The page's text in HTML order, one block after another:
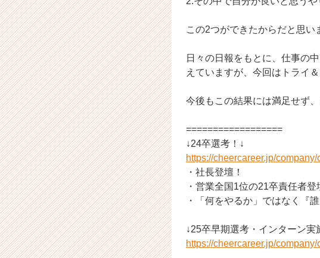
この2つができたからだと思い
日々の日報をもとに、仕事の
えていますが、今回はトライ
今後もこの結果には満足せず
==================
↓24卒選考！↓
https://cheercareer.jp/
・社長登壇！
・営業全国1位の21卒責任者登
・「何をやるか」ではなく『
↓25卒早期選考・インターン実
https://cheercareer.jp/